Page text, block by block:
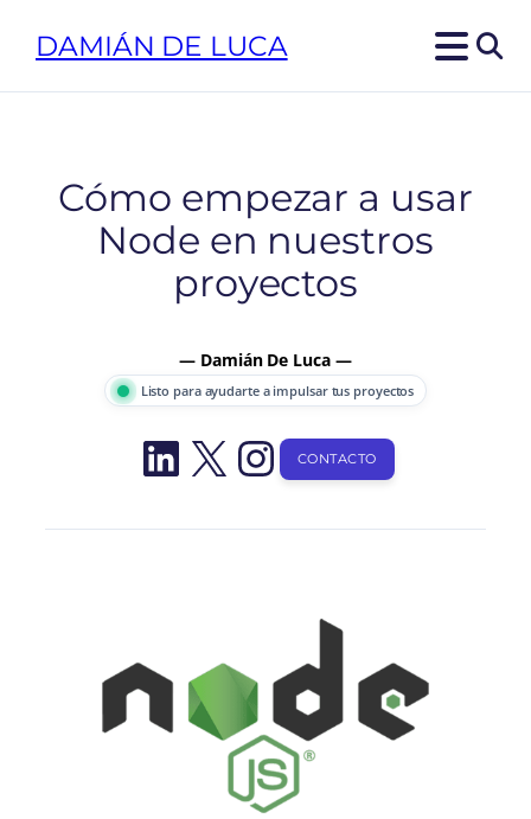
DAMIÁN DE LUCA
Cómo empezar a usar
Node en nuestros
proyectos
— Damián De Luca —
Listo para ayudarte a impulsar tus proyectos
LinkedIn
X Instagram
CONTACTO